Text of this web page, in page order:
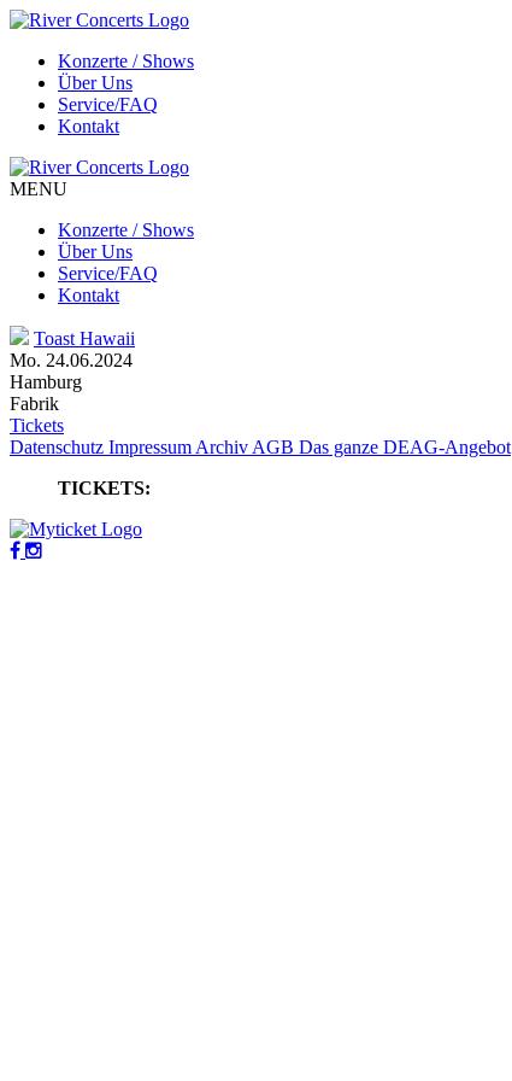
Konzerte / Shows
Über Uns
Service/FAQ
Kontakt
MENU
Konzerte / Shows
Über Uns
Service/FAQ
Kontakt
Toast Hawaii
Mo. 24.06.2024
Hamburg
Fabrik
Tickets
Datenschutz Impressum Archiv AGB Das ganze DEAG-Angebot
TICKETS: